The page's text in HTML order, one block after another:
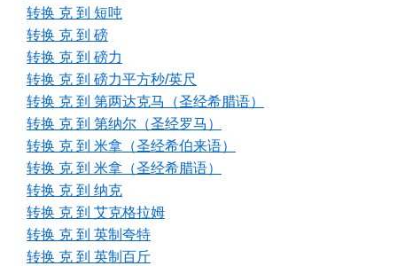
转换 克 到 短吨
转换 克 到 磅
转换 克 到 磅力
转换 克 到 磅力平方秒/英尺
转换 克 到 第两达克马（圣经希腊语）
转换 克 到 第纳尔（圣经罗马）
转换 克 到 米拿（圣经希伯来语）
转换 克 到 米拿（圣经希腊语）
转换 克 到 纳克
转换 克 到 艾克格拉姆
转换 克 到 英制夸特
转换 克 到 英制百斤